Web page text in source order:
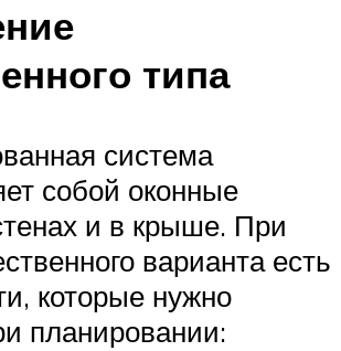
типа
система
собой оконные
и в крыше. При
варианта есть
которые нужно
планировании: